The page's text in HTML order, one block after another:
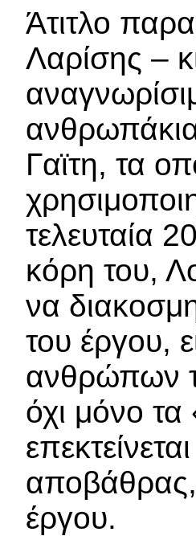
Άτιτλο
Λαρίσης –
Γαϊτη, τα
τελευταία
κόρη του,
να
του έργου,
ανθρώπων
όχι μόνο
αποβάθρας,
έργου.